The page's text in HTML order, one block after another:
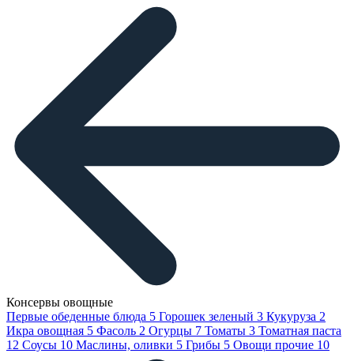
Консервы овощные
Первые обеденные блюда 5 Горошек зеленый 3 Кукуруза 2
Икра овощная 5 Фасоль 2 Огурцы 7 Томаты 3 Томатная паста
12 Соусы 10 Маслины, оливки 5 Грибы 5 Овощи прочие 10